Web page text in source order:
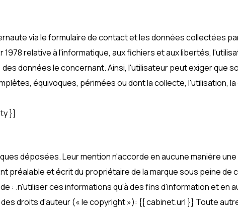
via le formulaire de contact et les données collectées
1978 relative à l'informatique, aux fichiers et aux libertés,
données le concernant. Ainsi, l'utilisateur peut exiger
équivoques, périmées ou dont la collecte, l'utilisation,
}}
déposées. Leur mention n'accorde en aucune manière
préalable et écrit du propriétaire de la marque sous peine
: .n'utiliser ces informations qu'à des fins d'information et en
droits d'auteur (« le copyright »): {{ cabinet.url }} Toute